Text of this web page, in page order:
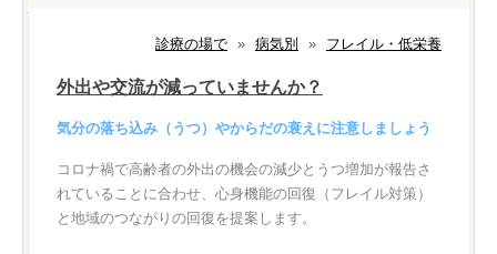
診療の場で » 病気別 » フレイル・低栄養
外出や交流が減っていませんか？
気分の落ち込み（うつ）やからだの衰えに注意しましょう
コロナ禍で高齢者の外出の機会の減少とうつ増加が報告さ
れていることに合わせ、心身機能の回復（フレイル対策）
と地域のつながりの回復を提案します。